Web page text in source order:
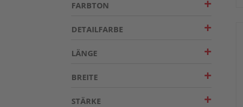
FARBTON
DETAILFARBE
LÄNGE
BREITE
STÄRKE